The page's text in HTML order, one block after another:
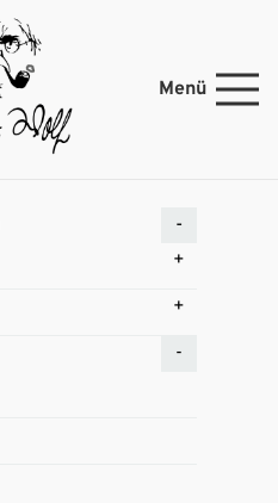
Menü